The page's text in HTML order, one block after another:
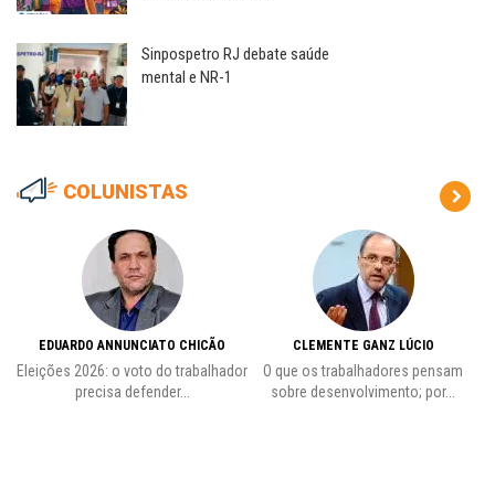
Sinpospetro RJ debate saúde
mental e NR-1
COLUNISTAS
EDUARDO ANNUNCIATO CHICÃO
Eleições 2026: o voto do trabalhador
precisa defender...
CLEMENTE GANZ LÚCIO
O que os trabalhadores pensam
sobre desenvolvimento; por...